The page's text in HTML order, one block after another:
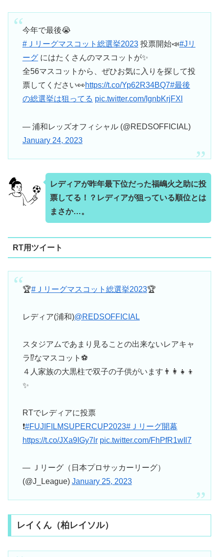
今年で最後😭
#Ｊリーグマスコット総選挙2023投票開始📣#Jリ
ーグにはたくさんのマスコットが✨
全56マスコットから、ぜひお気に入りを探して投
票してください👀https://t.co/Yp62R34BQ7#最後
の総選挙は狙ってる pic.twitter.com/IgnbKrjFXl
— 浦和レッズオフィシャル (@REDSOFFICIAL)
January 24, 2023
レディアが昨年最下位だった福嶋火之助に投
票してる！？レディアが狙っている順位とは
まさか…。
RT用ツイート
🏆#Ｊリーグマスコット総選挙2023🏆
レディア(浦和)@REDSOFFICIAL
スタジアムであまり見ることの出来ないレアキャ
ラ⁉️なマスコット⚽️
４人家族の大黒柱で双子の子供がいます👨‍👩‍👧‍👦
✨
RTでレディアに投票
❗#FUJIFILMSUPERCUP2023#Ｊリーグ開幕
https://t.co/JXa9IGy7lr pic.twitter.com/FhPfR1wIl7
— Ｊリーグ（日本プロサッカーリーグ）
(@J_League) January 25, 2023
レイくん（柏レイソル）